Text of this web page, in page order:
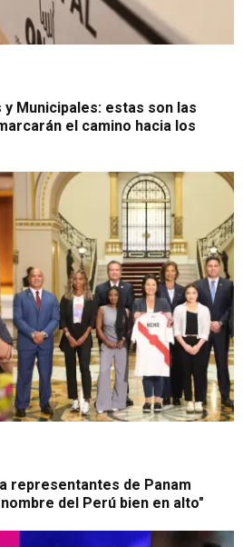
Municipales: estas son las
el camino hacia los
representantes de Panam
del Perú bien en alto"